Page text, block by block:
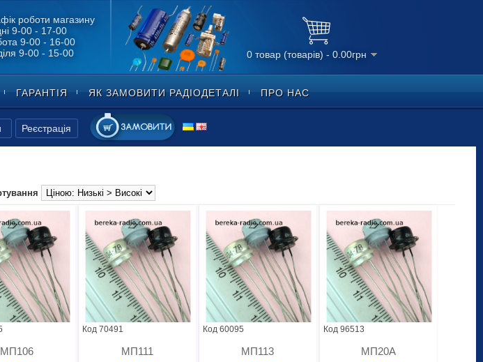
роботи магазину
9-00 - 17-00
9-00 - 16-00
9-00 - 15-00
0 товар (товарів) - 0.00грн
ГАРАНТІЯ ЯК ЗАМОВИТИ РАДІОДЕТАЛІ ПРО НАС
Реєстрація
МП106
Код 70491
МП111
Код 60095
МП113
Код 96513
МП20А